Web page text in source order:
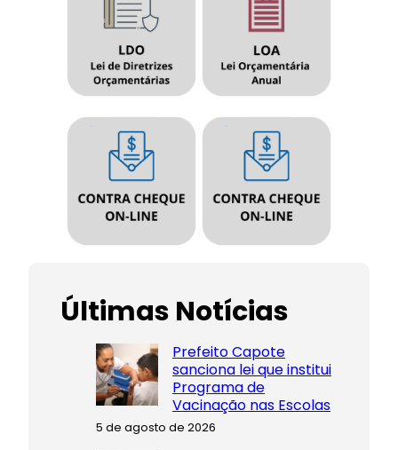
Últimas Notícias
Prefeito Capote
sanciona lei que institui
Programa de
Vacinação nas Escolas
5 de agosto de 2026